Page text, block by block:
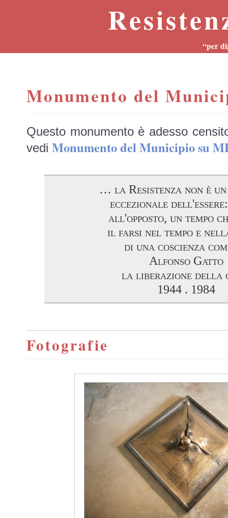
“per
Monumento del
Questo monumento è adesso
vedi Monumento del Municipio su
… la Resistenza non è un
eccezionale dell'essere:
all'opposto, un tempo
il farsi nel tempo e
di una coscienza
Alfonso Gatto
la liberazione della
1944 . 1984
Fotografie